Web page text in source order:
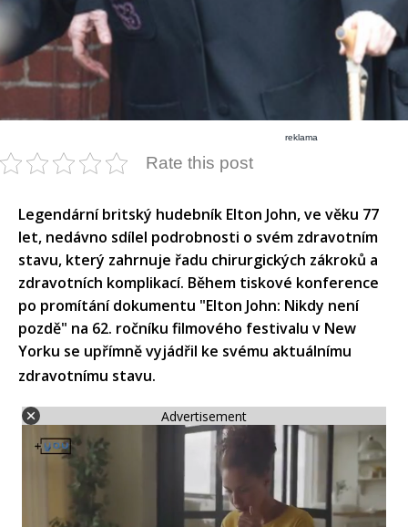
reklama
Rate this post
Legendární britský hudebník Elton John, ve věku 77
let, nedávno sdílel podrobnosti o svém zdravotním
stavu, který zahrnuje řadu chirurgických zákroků a
zdravotních komplikací. Během tiskové konference
po promítání dokumentu "Elton John: Nikdy není
pozdě" na 62. ročníku filmového festivalu v New
Yorku se upřímně vyjádřil ke svému aktuálnímu
zdravotnímu stavu.​
Advertisement